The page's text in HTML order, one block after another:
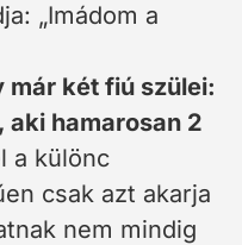
„Imádom a
már két fiú szülei:
aki hamarosan 2
a különc
csak azt akarja
nem mindig